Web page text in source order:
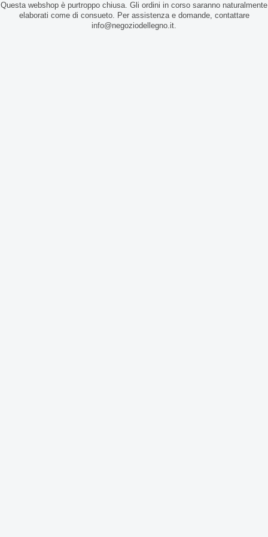
Questa webshop è purtroppo chiusa. Gli ordini in corso saranno naturalmente
elaborati come di consueto. Per assistenza e domande, contattare
info@negoziodellegno.it.